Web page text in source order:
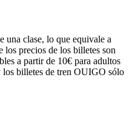
una clase, lo que equivale a
los precios de los billetes son
a partir de 10€ para adultos
los billetes de tren OUIGO sólo